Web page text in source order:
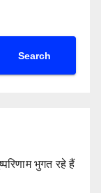
Search
भुगत रहे हैं